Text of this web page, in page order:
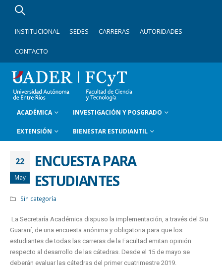
INSTITUCIONAL SEDES CARRERAS AUTORIDADES
CONTACTO
ACADÉMICA INVESTIGACIÓN Y POSGRADO
EXTENSIÓN BIENESTAR ESTUDIANTIL
22
May
ENCUESTA PARA
ESTUDIANTES
Sin categoría
La Secretaría Académica dispuso la implementación, a través del Siu
Guaraní, de una encuesta anónima y obligatoria para que los
estudiantes de todas las carreras de la Facultad emitan opinión
respecto al desarrollo de las cátedras. Desde el 15 de mayo se
deberán evaluar las cátedras del primer cuatrimestre 2019.